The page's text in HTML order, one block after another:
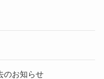
のお知らせ